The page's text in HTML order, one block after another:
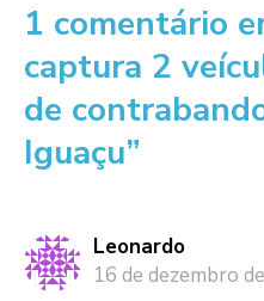
1 comentário
captura 2
de
Iguaçu”
Leonardo
16 de dezembro